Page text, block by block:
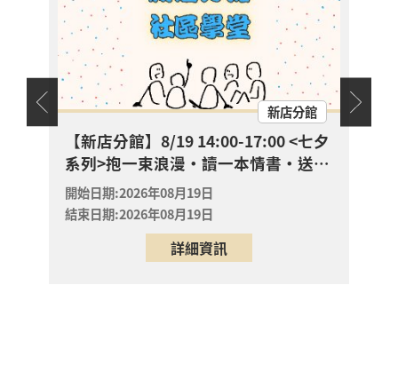
新店區
【新店分館】8/19
15:00-15:30 抱一束浪
漫・讀一本情書・送一
朵玫瑰
2026年08月19日
新店分館
開放
報名
【八里龍形圖書閱覽室
嬰幼兒活動】 ? 帶寶貝
一起「彩虹散步去」！
專屬 0-6 歲的色彩第一
堂美學課來囉！ ✨
新店分館
【新店分館】8/19 14:00-17:00 <七夕
系列>抱一束浪漫・讀一本情書・送一
朵玫瑰
開始日期:2026年08月19日
結束日期:2026年08月19日
詳細資訊